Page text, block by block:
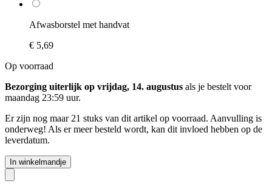
Afwasborstel met handvat
€ 5,69
Op voorraad
Bezorging uiterlijk op vrijdag, 14. augustus als je bestelt voor
maandag 23:59 uur.
Er zijn nog maar 21 stuks van dit artikel op voorraad. Aanvulling is
onderweg! Als er meer besteld wordt, kan dit invloed hebben op de
leverdatum.
In winkelmandje